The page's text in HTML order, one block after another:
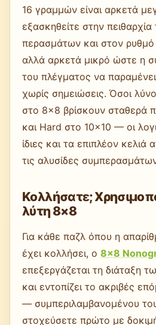
16 γραμμών είναι αρκετά
εξασκηθείτε στην
περασμάτων και στον
αλλά αρκετά μικρό ώστε η
του πλέγματος να παραμένει
χωρίς σημειώσεις. Όσοι
στο 8×8 βρίσκουν σταθερά
και Hard στο 10×10 — οι
ίδιες και τα επιπλέον κελιά
τις αλυσίδες
Κολλήσατε;
λύτη 8×8
Για κάθε παζλ όπου η
έχει κολλήσει, ο 8×8
επεξεργάζεται τη διάταξη
και εντοπίζει το ακριβές
— συμπεριλαμβανομένου
στοχεύσετε πρώτο με